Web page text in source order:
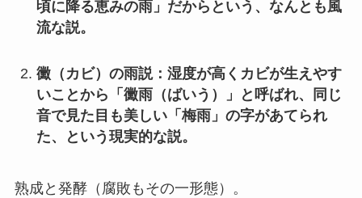
頃に降る恵みの雨」だからという、なんとも風
流な説。
黴（カビ）の雨説：湿度が高くカビが生えやす
いことから「黴雨（ばいう）」と呼ばれ、同じ
音で見た目も美しい「梅雨」の字があてられ
た、という現実的な説。
熟成と発酵（腐敗もその一形態）。